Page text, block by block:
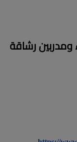
ومدربين رشاقة